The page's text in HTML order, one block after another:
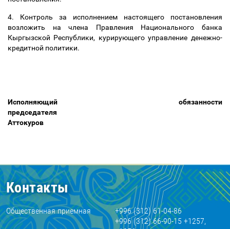
4. Контроль за исполнением настоящего постановления
возложить на члена Правления Национального банка
Кыргызской Республики, курирующего управление денежно-
кредитной политики.
Исполняющий обязанности
Аттокуров
Контакты
Общественная приемная
+996 (312) 61-04-86
+996 (312) 66-90-15 +1257,